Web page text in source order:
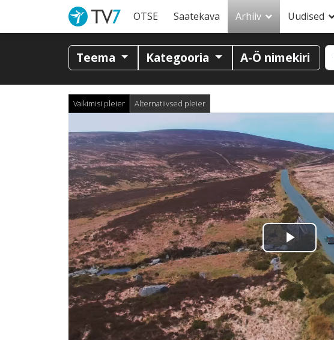
OTSE Saatekava Arhiiv Uudised
Teema Kategooria A-Ö nimekiri
Vaikimisi pleier Alternatiivsed pleier
Esita
video